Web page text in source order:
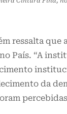
ressalta
País. “A
da